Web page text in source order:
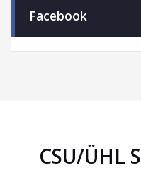
Facebook
CSU/ÜHL